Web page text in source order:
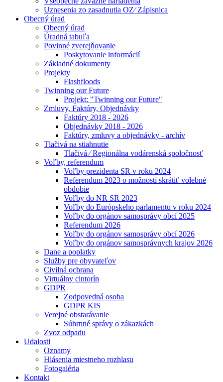
Uznesenia zo zasadnutia OZ⁄ Zápisnica
Obecný úrad
Obecný úrad
Úradná tabuľa
Povinné zverejňovanie
Poskytovanie informácií
Základné dokumenty
Projekty
Flashfloods
Twinning our Future
Projekt: "Twinning our Future"
Zmluvy, Faktúry, Objednávky
Faktúry 2018 - 2026
Objednávky 2018 - 2026
Faktúry, zmluvy a objednávky - archív
Tlačivá na stiahnutie
Tlačivá ⁄ Regionálna vodárenská spoločnosť
Voľby, referendum
Voľby prezidenta SR v roku 2024
Referendum 2023 o možnosti skrátiť volebné
obdobie
Voľby do NR SR 2023
Voľby do Európskeho parlamentu v roku 2024
Voľby do orgánov samosprávy obcí 2025
Referendum 2026
Voľby do orgánov samosprávy obcí 2026
Voľby do orgánov samosprávnych krajov 2026
Dane a poplatky
Služby pre obyvateľov
Civilná ochrana
Virtuálny cintorín
GDPR
Zodpovedná osoba
GDPR KIS
Verejné obstarávanie
Súhrnné správy o zákazkách
Zvoz odpadu
Udalosti
Oznamy
Hlásenia miestneho rozhlasu
Fotogaléria
Kontakt